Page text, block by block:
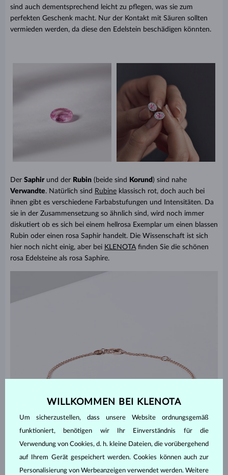
sind auch dementsprechend leicht zu pflegen, was sie zum
perfekten Geschenk macht. Nur der Kontakt mit Säuren sollten
vermieden werden, da diese den Edelstein beschädigen könnten.
Der Saphirund der Rubin ( beide sind Korund ) sind nahe
Verwandte. Natürlich sind Rubine klassisch rot, doch auch bei
ihnen gibt es verschiedene Farbabstufungen und Intensitäten. Da
sie in der Zusammensetzung so ähnlich sind, wird noch immer
diskutiert ob es sich bei einem hellrosa Exemplar um einen blassen
Rubin oder einen rosa Saphir handelt. Die Wissenschaft ist sich
hier noch nicht einig, aber bei KLENOTA finden Sie die schönen
rosa Edelsteine als rosa Saphire.
WILLKOMMEN BEI KLENOTA
Um sicherzustellen, dass unsere Website ordnungsgemäß
funktioniert, benötigen wir Ihr Einverständnis für die
Verwendung von Cookies, d. h. kleine Dateien, die vorübergehend
auf Ihrem Gerät gespeichert werden. Cookies können auch zur
Personalisierung von Werbeanzeigen verwendet werden. Weitere